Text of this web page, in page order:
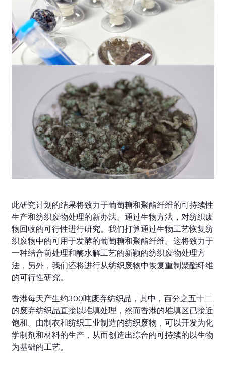
此研究计划的结果将致力于葡萄糖和聚酯纤维的可持续性
生产和纺织废物处理的新办法。通过生物方法，对纺织废
物回收的可行性进行研究。我们打算通过生物工艺恢复纺
织废物中的可用于发酵的葡萄糖和聚酯纤维。这将致力于
一种结合前处理和酶水解工艺的新颖的纺织废物处理方
法，另外，我们还将进行从纺织废物中恢复重制聚酯纤维
的可行性研究。
香港每天产生约300吨废弃纺织品，其中，百分之五十二
的废弃纺织品直接以堆填处理，然而香港的堆填区已接近
饱和。由制衣和纺织工业制造的纺织废物，可以开发为化
学制剂和材料的生产，从而创造出综合的可持续的以生物
为基础的工艺。